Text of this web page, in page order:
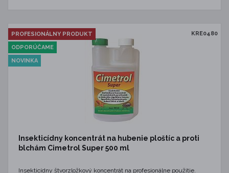
KRE0480
PROFESIONÁLNY PRODUKT
ODPORÚČAME
NOVINKA
Insekticídny koncentrát na hubenie ploštíc a proti
blchám Cimetrol Super 500 ml
Insekticídny štvorzložkový koncentrát na profesionálne použitie.